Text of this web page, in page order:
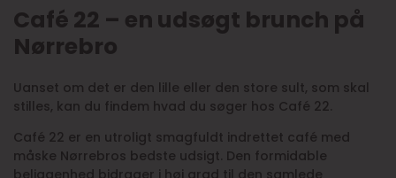
Café 22 – en udsøgt brunch på
Nørrebro
Uanset om det er den lille eller den store sult, som skal
stilles, kan du findem hvad du søger hos Café 22.
Café 22 er en utroligt smagfuldt indrettet café med
måske Nørrebros bedste udsigt. Den formidable
beliggenhed bidrager i høj grad til den samlede